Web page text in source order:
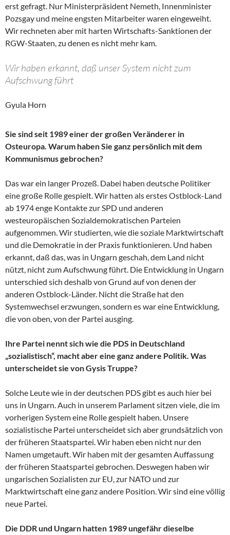
erst gefragt. Nur Ministerpräsident Nemeth, Innenminister
Pozsgay und meine engsten Mitarbeiter waren eingeweiht.
Wir rechneten aber mit harten Wirtschafts-Sanktionen der
RGW-Staaten, zu denen es nicht mehr kam.
Wir haben erkannt, daß unser System nicht zum
Aufschwung führt
Gyula Horn
Sie sind seit 1989 einer der großen Veränderer in
Osteuropa. Warum haben Sie ganz persönlich mit dem
Kommunismus gebrochen?
Das war ein langer Prozeß. Dabei haben deutsche Politiker
eine große Rolle gespielt. Wir hatten als erstes Ostblock-Land
ab 1974 enge Kontakte zur SPD und anderen
westeuropäischen Sozialdemokratischen Parteien
aufgenommen. Wir studierten, wie die soziale Marktwirtschaft
und die Demokratie in der Praxis funktionieren. Und haben
erkannt, daß das, was in Ungarn geschah, dem Land nicht
nützt, nicht zum Aufschwung führt. Die Entwicklung in Ungarn
unterschied sich deshalb von Grund auf von denen der
anderen Ostblock-Länder. Nicht die Straße hat den
Systemwechsel erzwungen, sondern es war eine Entwicklung,
die von oben, von der Partei ausging.
Ihre Partei nennt sich wie die PDS in Deutschland
„sozialistisch“, macht aber eine ganz andere Politik. Was
unterscheidet sie von Gysis Truppe?
Solche Leute wie in der deutschen PDS gibt es auch hier bei
uns in Ungarn. Auch in unserem Parlament sitzen viele, die im
vorherigen System eine Rolle gespielt haben. Unsere
sozialistische Partei unterscheidet sich aber grundsätzlich von
der früheren Staatspartei. Wir haben eben nicht nur den
Namen umgetauft. Wir haben mit der gesamten Auffassung
der früheren Staatspartei gebrochen. Deswegen haben wir
ungarischen Sozialisten zur EU, zur NATO und zur
Marktwirtschaft eine ganz andere Position. Wir sind eine völlig
neue Partei.
Die DDR und Ungarn hatten 1989 ungefähr dieselbe